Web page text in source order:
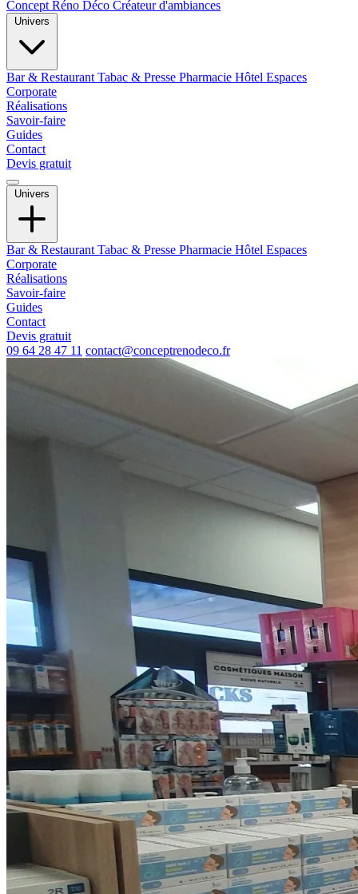
Concept Réno Déco Créateur d'ambiances
Bar & Restaurant Tabac & Presse Pharmacie Hôtel Espaces
Corporate
Réalisations
Savoir-faire
Guides
Contact
Devis gratuit
Univers
Bar & Restaurant Tabac & Presse Pharmacie Hôtel Espaces
Corporate
Réalisations
Savoir-faire
Guides
Contact
Devis gratuit
09 64 28 47 11 contact@conceptrenodeco.fr